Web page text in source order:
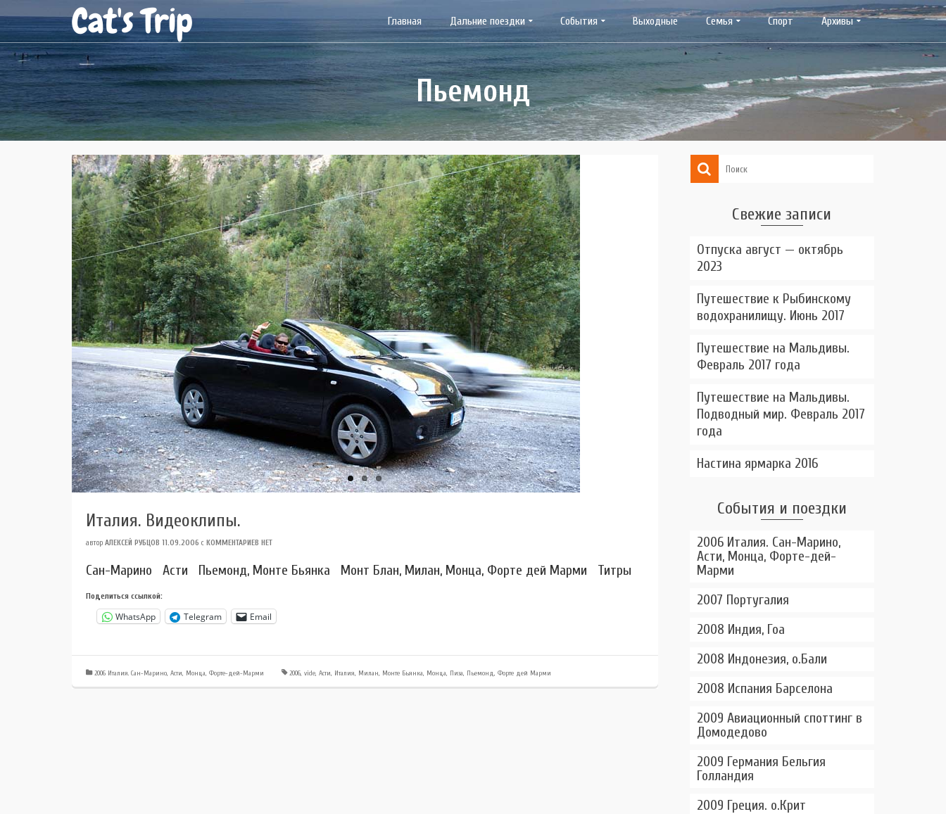
Cat's Trip Главная Дальние поездки События Выходные Семья Спорт Архивы
Пьемонд
Италия. Видеоклипы.
автор АЛЕКСЕЙ РУБЦОВ 11.09.2006 с КОММЕНТАРИЕВ НЕТ
Сан-Марино Асти Пьемонд, Монте Бьянка Монт Блан, Милан, Монца, Форте дей Марми Титры
Поделиться ссылкой:
WhatsApp Telegram Email
2006 Италия. Сан-Марино, Асти, Монца, Форте-дей-Марми 2006, vide, Асти, Италия, Милан, Монте Бьянка, Монца, Пиза, Пьемонд, Форте дей Марми
Свежие записи
Отпуска август — октябрь
2023
Путешествие к Рыбинскому
водохранилищу. Июнь 2017
Путешествие на Мальдивы.
Февраль 2017 года
Путешествие на Мальдивы.
Подводный мир. Февраль 2017
года
Настина ярмарка 2016
События и поездки
2006 Италия. Сан-Марино,
Асти, Монца, Форте-дей-
Марми
2007 Португалия
2008 Индия, Гоа
2008 Индонезия, о.Бали
2008 Испания Барселона
2009 Авиационный споттинг в
Домодедово
2009 Германия Бельгия
Голландия
2009 Греция. о.Крит